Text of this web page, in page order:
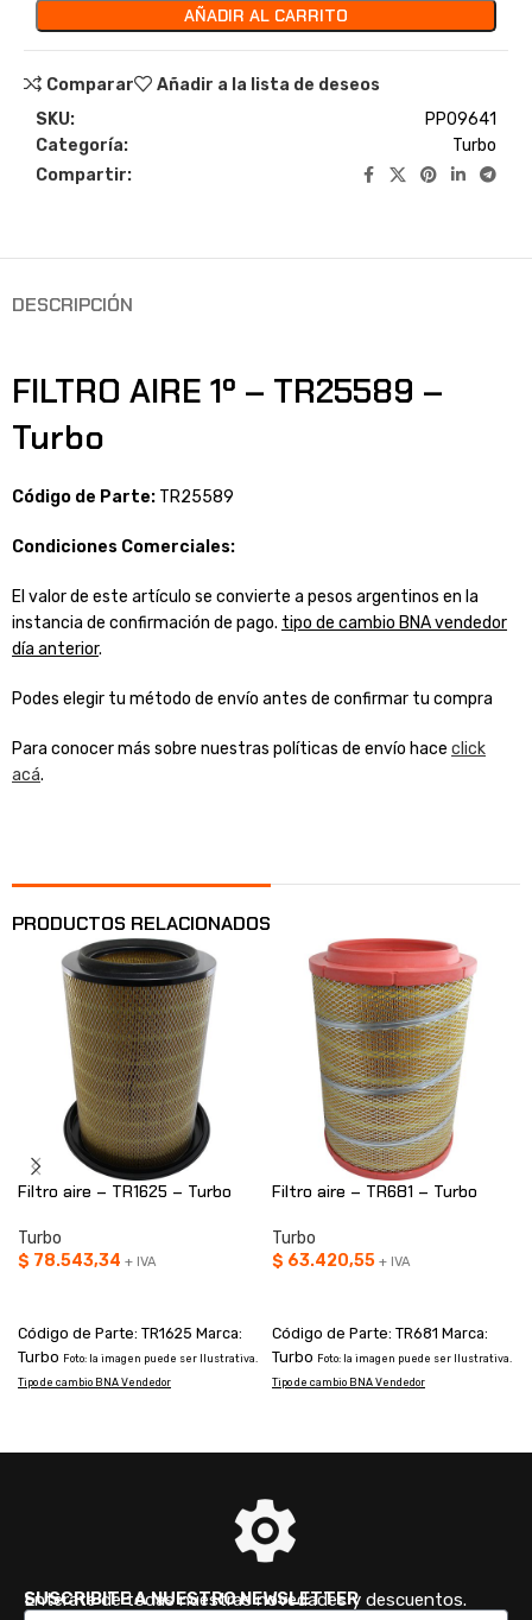
AÑADIR AL CARRITO
Comparar
Añadir a la lista de deseos
SKU:
PP09641
Categoría:
Turbo
Compartir:
DESCRIPCIÓN
FILTRO AIRE 1º – TR25589 –
Turbo
Código de Parte: TR25589
Condiciones Comerciales:
El valor de este artículo se convierte a pesos argentinos en la
instancia de confirmación de pago. tipo de cambio BNA vendedor
día anterior.
Podes elegir tu método de envío antes de confirmar tu compra
Para conocer más sobre nuestras políticas de envío hace click
acá.
PRODUCTOS RELACIONADOS
Filtro aire – TR1625 – Turbo
Turbo
$ 78.543,34 + IVA
Código de Parte: TR1625 Marca:
Turbo Foto: la imagen puede ser Ilustrativa.
Tipo de cambio BNA Vendedor
Filtro aire – TR681 – Turbo
Turbo
$ 63.420,55 + IVA
Código de Parte: TR681 Marca:
Turbo Foto: la imagen puede ser Ilustrativa.
Tipo de cambio BNA Vendedor
SUSCRIBITE A NUESTRO NEWSLETTER
Enterate de todas nuestras novedades y descuentos.